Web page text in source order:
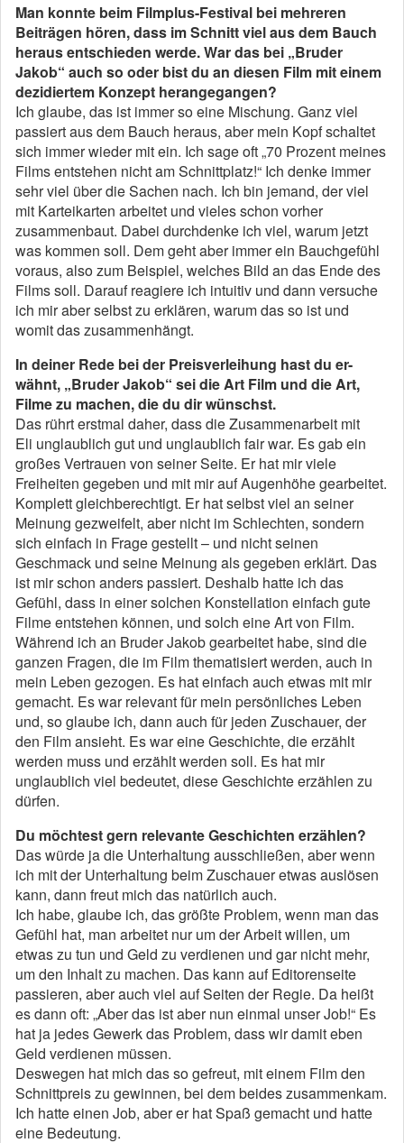
Man konnte beim Filmplus-Festival bei mehreren
Beiträgen hören, dass im Schnitt viel aus dem Bauch
heraus entschieden werde. War das bei „Bruder
Jakob“ auch so oder bist du an diesen Film mit einem
dezidiertem Konzept herangegangen?
Ich glaube, das ist immer so eine Mischung. Ganz viel
passiert aus dem Bauch heraus, aber mein Kopf schaltet
sich immer wieder mit ein. Ich sage oft „70 Prozent meines
Films entstehen nicht am Schnittplatz!“ Ich denke immer
sehr viel über die Sachen nach. Ich bin jemand, der viel
mit Karteikarten arbeitet und vieles schon vorher
zusammenbaut. Dabei durchdenke ich viel, warum jetzt
was kommen soll. Dem geht aber immer ein Bauchgefühl
voraus, also zum Beispiel, welches Bild an das Ende des
Films soll. Darauf reagiere ich intuitiv und dann versuche
ich mir aber selbst zu erklären, warum das so ist und
womit das zusammenhängt.
In deiner Rede bei der Preisverleihung hast du er-
wähnt, „Bruder Jakob“ sei die Art Film und die Art,
Filme zu machen, die du dir wünschst.
Das rührt erstmal daher, dass die Zusammenarbeit mit
Eli unglaublich gut und unglaublich fair war. Es gab ein
großes Vertrauen von seiner Seite. Er hat mir viele
Freiheiten gegeben und mit mir auf Augenhöhe gearbeitet.
Komplett gleichberechtigt. Er hat selbst viel an seiner
Meinung gezweifelt, aber nicht im Schlechten, sondern
sich einfach in Frage gestellt – und nicht seinen
Geschmack und seine Meinung als gegeben erklärt. Das
ist mir schon anders passiert. Deshalb hatte ich das
Gefühl, dass in einer solchen Konstellation einfach gute
Filme entstehen können, und solch eine Art von Film.
Während ich an Bruder Jakob gearbeitet habe, sind die
ganzen Fragen, die im Film thematisiert werden, auch in
mein Leben gezogen. Es hat einfach auch etwas mit mir
gemacht. Es war relevant für mein persönliches Leben
und, so glaube ich, dann auch für jeden Zuschauer, der
den Film ansieht. Es war eine Geschichte, die erzählt
werden muss und erzählt werden soll. Es hat mir
unglaublich viel bedeutet, diese Geschichte erzählen zu
dürfen.
Du möchtest gern relevante Geschichten erzählen?
Das würde ja die Unterhaltung ausschließen, aber wenn
ich mit der Unterhaltung beim Zuschauer etwas auslösen
kann, dann freut mich das natürlich auch.
Ich habe, glaube ich, das größte Problem, wenn man das
Gefühl hat, man arbeitet nur um der Arbeit willen, um
etwas zu tun und Geld zu verdienen und gar nicht mehr,
um den Inhalt zu machen. Das kann auf Editorenseite
passieren, aber auch viel auf Seiten der Regie. Da heißt
es dann oft: „Aber das ist aber nun einmal unser Job!“ Es
hat ja jedes Gewerk das Problem, dass wir damit eben
Geld verdienen müssen.
Deswegen hat mich das so gefreut, mit einem Film den
Schnittpreis zu gewinnen, bei dem beides zusammenkam.
Ich hatte einen Job, aber er hat Spaß gemacht und hatte
eine Bedeutung.